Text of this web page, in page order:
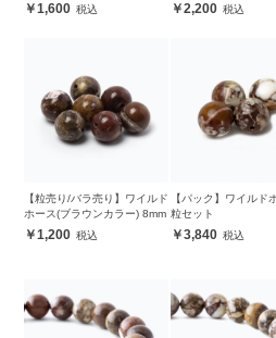
1,600 2,200
【粒売り/バラ売り】ワイルド
ホース(ブラウンカラー) 8mm
1,200
【パック】ワイルド
粒セット
3,840